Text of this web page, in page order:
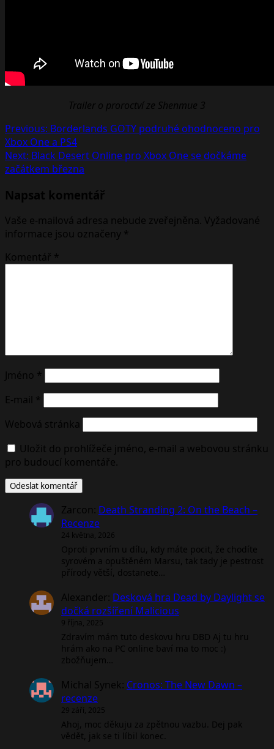
Trailer o proroctví ze Shenmue 3
Post
navigation
Previous: Borderlands GOTY podruhé ohodnoceno pro
Xbox One a PS4
Next: Black Desert Online pro Xbox One se dočkáme
začátkem března
Napsat komentář
Vaše e-mailová adresa nebude zveřejněna. Vyžadované
informace jsou označeny *
Komentář *
Jméno *
E-mail *
Webová stránka
Uložit do prohlížeče jméno, e-mail a webovou stránku
pro budoucí komentáře.
Zarcon: Death Stranding 2: On the Beach –
Recenze
24 května, 2026
Oproti prvním u dílu, kdy máte pocit, že chodíte
syrovém a opuštěném Marsu, tak tady je pestrost
přírody větší, dostanete…
Alexander: Desková hra Dead by Daylight se
dočká rozšíření Malicious
9 října, 2025
Zdravím mám tuto deskovu hru DBD Aj tu hru
hrám ako na PC online baví ma to moc :)
zbožňujem…
Michal Synek: Cronos: The New Dawn –
recenze
29 září, 2025
Ahoj, moc děkuju za zpětnou vazbu. Dej pak
vědět, jak se ti líbil konec.